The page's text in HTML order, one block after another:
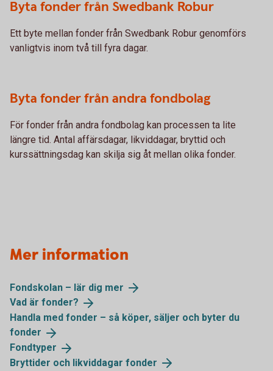
Byta fonder från Swedbank Robur
Ett byte mellan fonder från Swedbank Robur genomförs
vanligtvis inom två till fyra dagar.
Byta fonder från andra fondbolag
För fonder från andra fondbolag kan processen ta lite
längre tid. Antal affärsdagar, likviddagar, bryttid och
kurssättningsdag kan skilja sig åt mellan olika fonder.
Mer information
Fondskolan – lär dig mer
Vad är fonder?
Handla med fonder – så köper, säljer och byter du
fonder
Fondtyper
Bryttider och likviddagar fonder